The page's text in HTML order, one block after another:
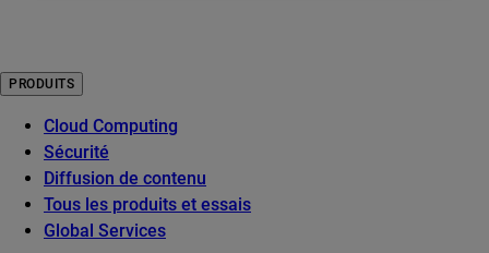
PRODUITS
Cloud Computing
Sécurité
Diffusion de contenu
Tous les produits et essais
Global Services